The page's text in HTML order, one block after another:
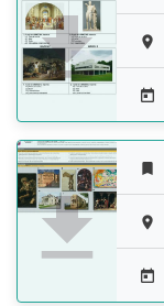
 




